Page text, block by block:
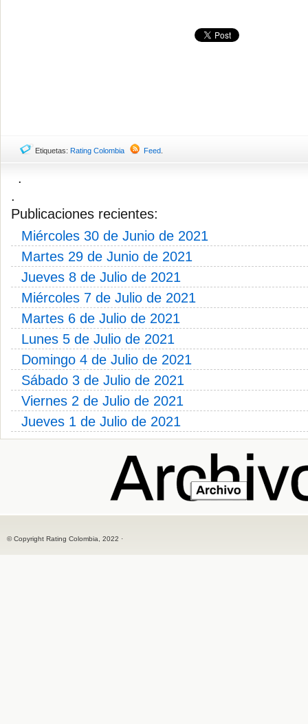
Etiquetas: Rating Colombia Feed
.
.
Publicaciones recientes:
Miércoles 30 de Junio de 2021
Martes 29 de Junio de 2021
Jueves 8 de Julio de 2021
Miércoles 7 de Julio de 2021
Martes 6 de Julio de 2021
Lunes 5 de Julio de 2021
Domingo 4 de Julio de 2021
Sábado 3 de Julio de 2021
Viernes 2 de Julio de 2021
Jueves 1 de Julio de 2021
© Copyright Rating Colombia, 2022 ·